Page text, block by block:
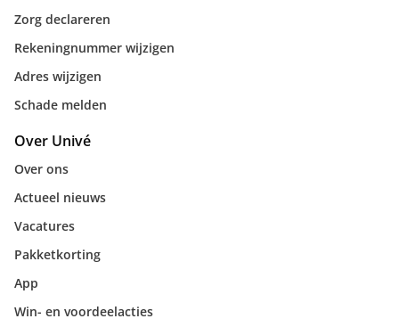
Zorg declareren
Rekeningnummer wijzigen
Adres wijzigen
Schade melden
Over Univé
Over ons
Actueel nieuws
Vacatures
Pakketkorting
App
Win- en voordeelacties